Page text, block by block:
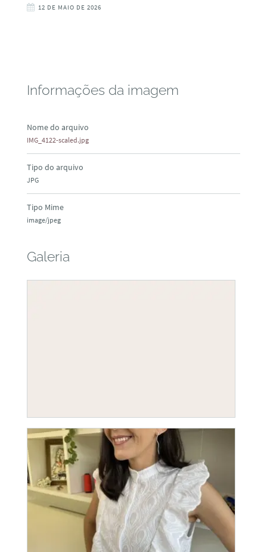
12 DE MAIO DE 2026
Informações da imagem
Nome do arquivo
IMG_4122-scaled.jpg
Tipo do arquivo
JPG
Tipo Mime
image/jpeg
Galeria